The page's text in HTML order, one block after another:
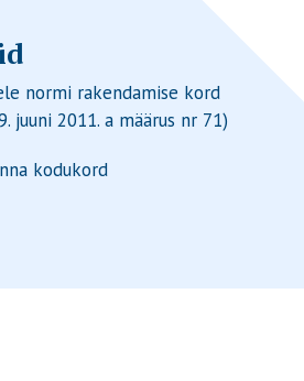
normi rakendamise kord
juuni 2011. a määrus nr 71)
kodukord